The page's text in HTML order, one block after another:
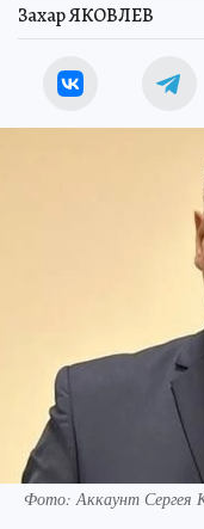
Захар ЯКОВЛЕВ
Фото: Аккаунт Сергея